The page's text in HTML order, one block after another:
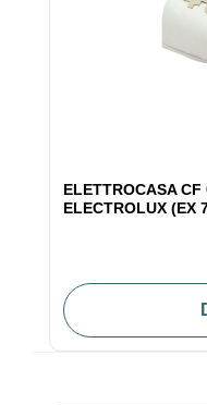
ELETTROCASA
ELECTROLUX (EX